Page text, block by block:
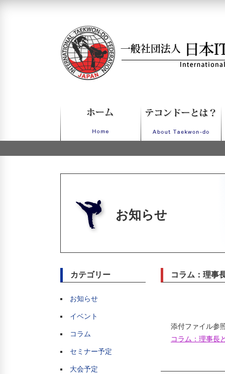
お知らせ
カテゴリー
お知らせ
イベント
コラム
セミナー予定
大会予定
コラム：理事
添付ファイル参
コラム：理事長